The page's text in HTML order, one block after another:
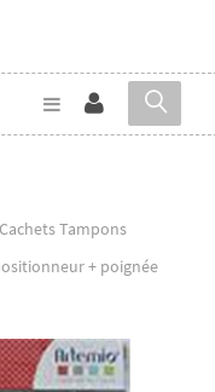
Cachets Tampons
+ poignée